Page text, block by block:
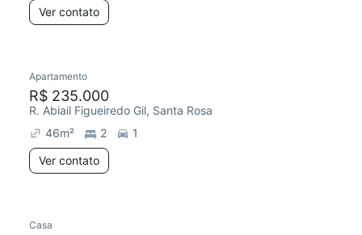
Ver contato
Apartamento
R$ 235.000
R. Abiail Figueiredo Gil, Santa Rosa
46m² 2
1
Ver contato
Casa